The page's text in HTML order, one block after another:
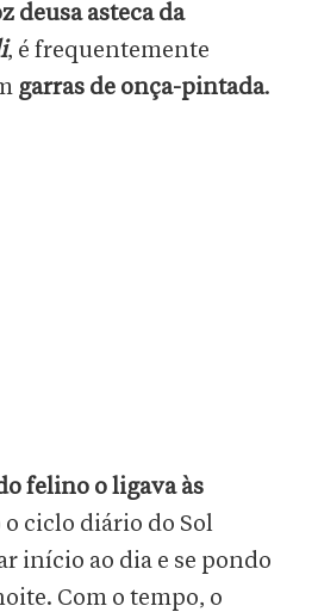
deusa asteca da
, é frequentemente
garras de onça-pintada.
felino o ligava às
o ciclo diário do Sol
início ao dia e se pondo
Com o tempo, o